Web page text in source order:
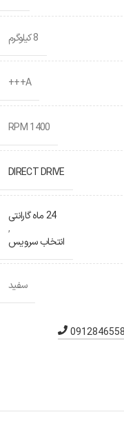
8 کیلوگرم
A+++
1400 RPM
DIRECT DRIVE
24 ماه گارانتی
,
انتخاب سرویس
سفید